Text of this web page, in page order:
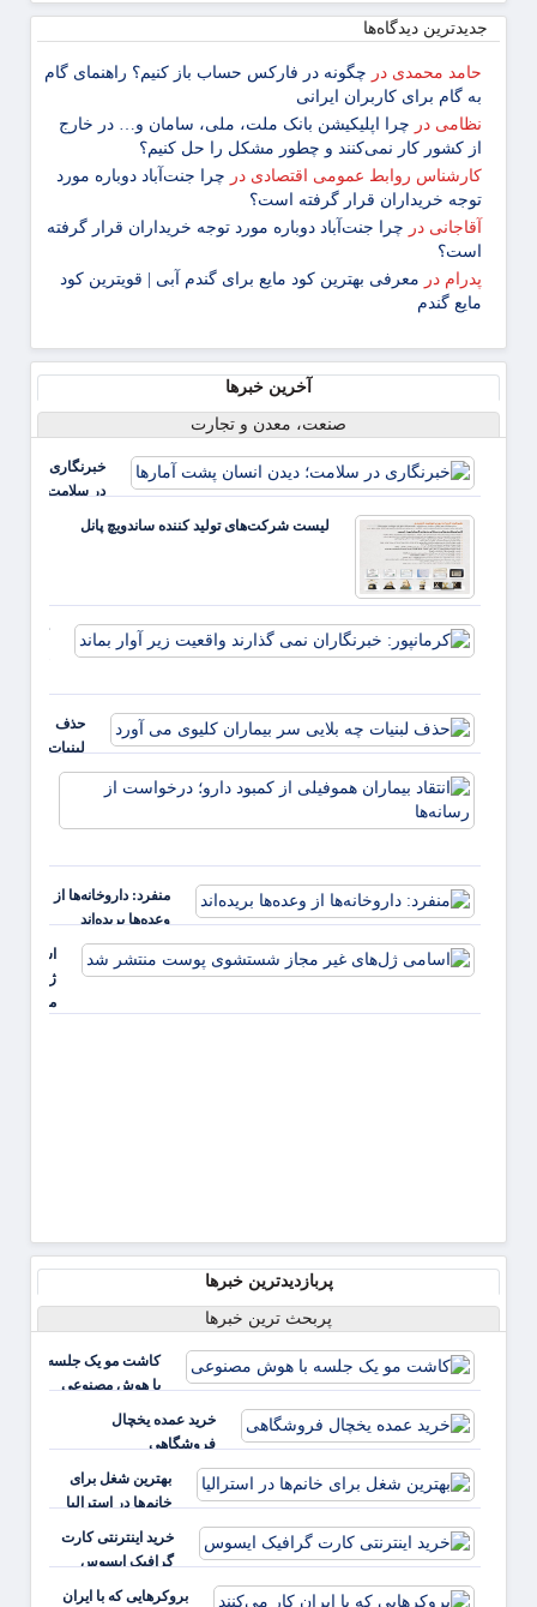
جدیدترین دیدگاه‌‌ها
حامد محمدی در چگونه در فارکس حساب باز کنیم؟ راهنمای گام
‌به ‌گام برای کاربران ایرانی
نظامی در چرا اپلیکیشن بانک ملت، ملی، سامان و… در خارج
از کشور کار نمی‌کنند و چطور مشکل را حل کنیم؟
کارشناس روابط عمومی اقتصادی در چرا جنت‌آباد دوباره مورد
توجه خریداران قرار گرفته است؟
آقاجانی در چرا جنت‌آباد دوباره مورد توجه خریداران قرار گرفته
است؟
پدرام در معرفی بهترین کود مایع برای گندم آبی | قویترین کود
مایع گندم
آخرین خبرها
صنعت، معدن و تجارت
خبرنگاری
در سلامت؛
دیدن
انسان
لیست شرکت‌های تولید کننده ساندویچ پانل
حذف
لبنیات
چه بلایی
می آورد
منفرد: داروخانه‌ها از
وعده‌ها بریده‌اند
اسامی
ژل‌های
مجاز
پربازدیدترین خبرها
پربحث ترین خبرها
کاشت مو یک جلسه
با هوش مصنوعی
خرید عمده یخچال
فروشگاهی
بهترین شغل برای
خانم‌ها در استرالیا
خرید اینترنتی کارت
گرافیک ایسوس
بروکرهایی‌ که با ایران